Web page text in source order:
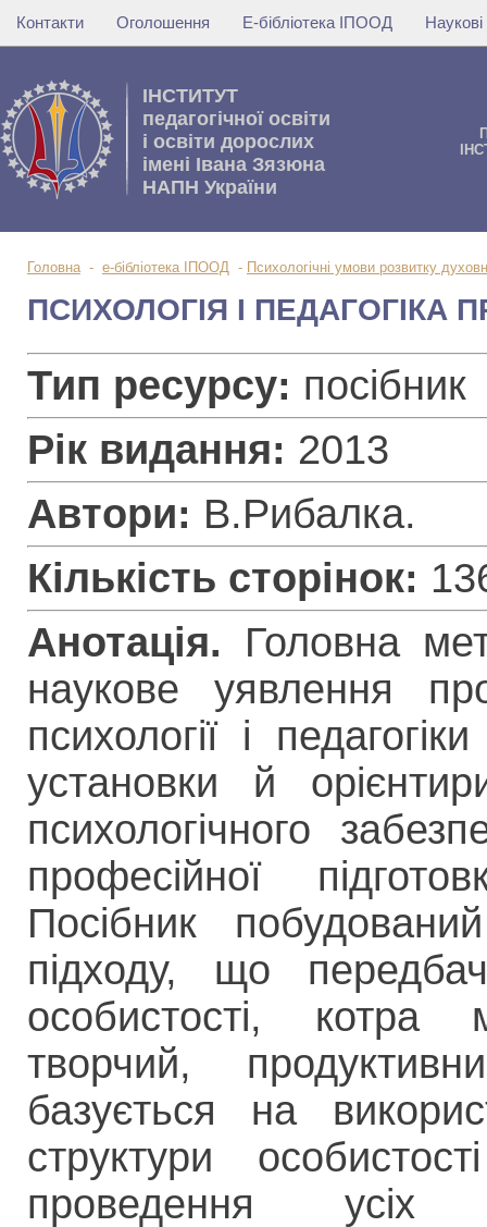
Контакти Оголошення Е-бібліотека ІПООД
IНСТИТУТ
педагогічної освіти
i освiти дорослих
імені Івана Зязюна
НАПН України
Головна- е-бібліотека ІПООД - Психологічні умови розвитку
ПСИХОЛОГІЯ І ПЕДАГОГІКА
Тип ресурсу: посібник
Рік видання: 2013
Автори: В.Рибалка.
Кількість сторінок:
Анотація. Головна
наукове уявлення
психології і
установки й
психологічного
професійної
Посібник
підходу, що
особистості, котра
творчий,
базується на
структури
проведення усіх